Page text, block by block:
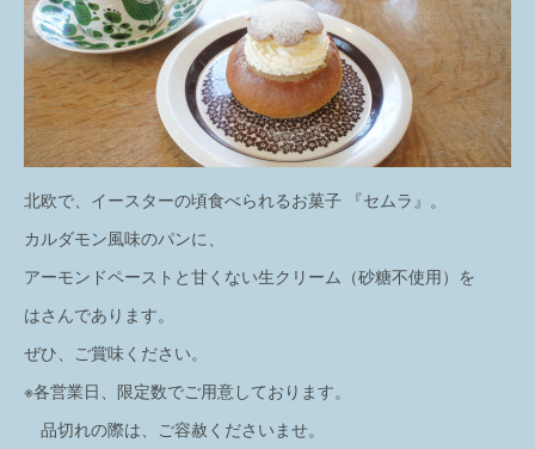
北欧で、イースターの頃食べられるお菓子 『セムラ』。
カルダモン風味のパンに、
アーモンドペーストと甘くない生クリーム（砂糖不使用）を
はさんであります。
ぜひ、ご賞味ください。
※各営業日、限定数でご用意しております。
品切れの際は、ご容赦くださいませ。